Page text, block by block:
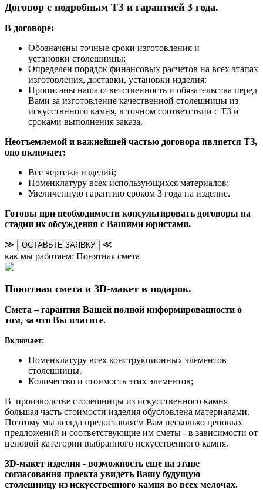
Договор с подробным ТЗ и гарантией 3 года.
В договоре:
Обозначены точные сроки изготовления и
установки столешницы;
Определен порядок финансовых расчетов на всех этапах
изготовления, доставки, установки изделия;
Прописаны наша ответственность и обязательства перед
Вами за изготовление качественной столешницы из
искусствнного камня, в точном соответствии с ТЗ и
сроками выполнения заказа.
Неотъемлемой и важнейшей частью договора является ТЗ,
оно включает:
Все чертежи изделий;
Номенклатуру всех использующихся материалов;
Увеличенную гарантию сроком 3 года на изделие.
Готовы при необходимости консультировать договоры на
стадии их обсуждения с Вашими юристами.
≫ ОСТАВЬТЕ ЗАЯВКУ
≪
как мы работаем: Понятная смета
Понятная смета и 3D-макет в подарок.
Смета – гарантия Вашей полной информированности о
том, за что Вы платите.
Включает:
Номенклатуру всех конструкционных элементов
столешницы.
Количество и стоимость этих элементов;
В производстве столешницы из искусственного камня
большая часть стоимости изделия обусловлена материалами.
Поэтому мы всегда предоставляем Вам несколько ценовых
предложений и соответствующие им сметы - в зависимости от
ценовой категории выбранного искусственного камня.
3D-макет изделия - возможность еще на этапе
согласования проекта увидеть Вашу будущую
столешницу из искусственного камня во всех мелочах.